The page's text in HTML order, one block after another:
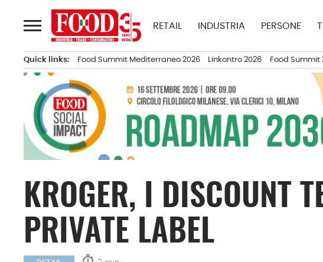
al
contenuto
RETAIL INDUSTRIA PERSONE
Quick links: Food Summit Mediterraneo 2026 Linkontro 2026 Food Summit
KROGER, I DISCOUNT
PRIVATE LABEL